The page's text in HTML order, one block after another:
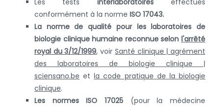
Les tests interlaboratoireseffectués
conformément à la norme ISO 17043.
La norme de qualité pour les laboratoires de
biologie clinique humaine reconnue selon l'arrêté
royal du 3/12/1999, voir Santé clinique | agrément
des laboratoires de biologie clinique |
sciensano.be etla code pratique de la biologie
clinique.
Les normes ISO 17025 (pour la médecine